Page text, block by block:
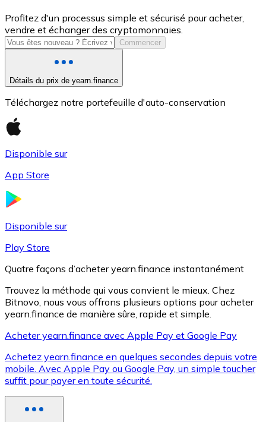
USD Coin
USDC
XRP
XRP
Profitez d'un processus simple et sécurisé pour acheter,
vendre et échanger des cryptomonnaies.
Commencer
Détails du prix de yearn.finance
Téléchargez notre portefeuille d'auto-conservation
Disponible sur
App Store
Disponible sur
Play Store
Quatre façons d’acheter yearn.finance instantanément
Trouvez la méthode qui vous convient le mieux. Chez
Bitnovo, nous vous offrons plusieurs options pour acheter
yearn.finance de manière sûre, rapide et simple.
Acheter yearn.finance avec Apple Pay et Google Pay
Achetez yearn.finance en quelques secondes depuis votre
mobile. Avec Apple Pay ou Google Pay, un simple toucher
suffit pour payer en toute sécurité.